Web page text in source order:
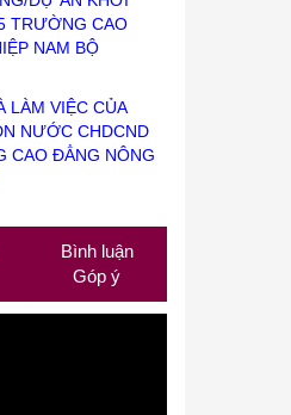
TRƯỜNG CAO
NAM BỘ
LÀM VIỆC CỦA
NƯỚC CHDCND
CAO ĐẲNG NÔNG
Bình luận
Góp ý